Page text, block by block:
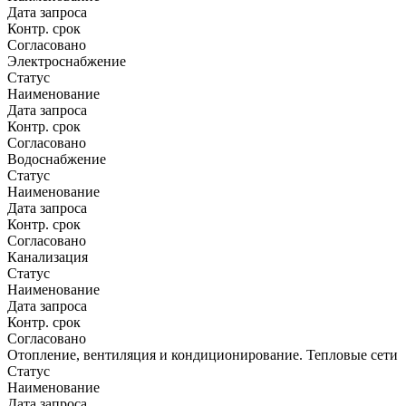
Дата запроса
Контр. срок
Согласовано
Электроснабжение
Статус
Наименование
Дата запроса
Контр. срок
Согласовано
Водоснабжение
Статус
Наименование
Дата запроса
Контр. срок
Согласовано
Канализация
Статус
Наименование
Дата запроса
Контр. срок
Согласовано
Отопление, вентиляция и кондиционирование. Тепловые сети
Статус
Наименование